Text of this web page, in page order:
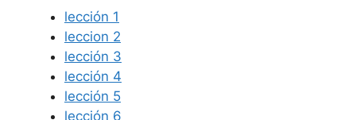
lección 1
leccion 2
lección 3
lección 4
lección 5
lección 6